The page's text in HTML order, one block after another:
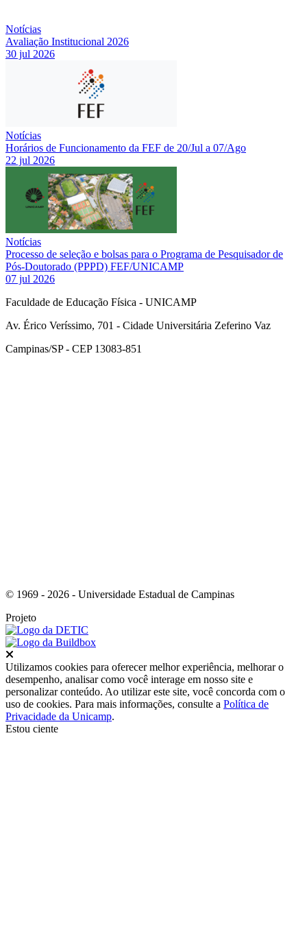
Notícias
Avaliação Institucional 2026
30 jul 2026
Notícias
Horários de Funcionamento da FEF de 20/Jul a 07/Ago
22 jul 2026
Notícias
Processo de seleção e bolsas para o Programa de Pesquisador de
Pós-Doutorado (PPPD) FEF/UNICAMP
07 jul 2026
Faculdade de Educação Física - UNICAMP
Av. Érico Veríssimo, 701 - Cidade Universitária Zeferino Vaz
Campinas/SP - CEP 13083-851
© 1969 - 2026 - Universidade Estadual de Campinas
Projeto
Utilizamos cookies para oferecer melhor experiência, melhorar o
desempenho, analisar como você interage em nosso site e
personalizar conteúdo. Ao utilizar este site, você concorda com o
uso de cookies. Para mais informações, consulte a Política de
Privacidade da Unicamp.
Estou ciente